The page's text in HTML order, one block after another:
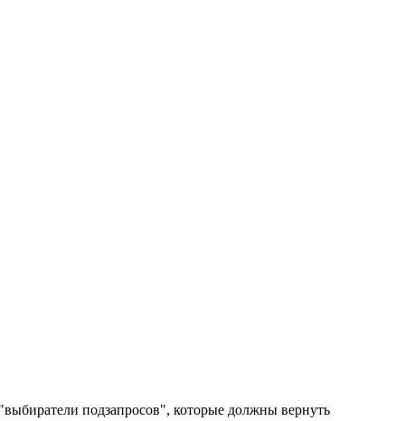
подзапросов", которые должны вернуть